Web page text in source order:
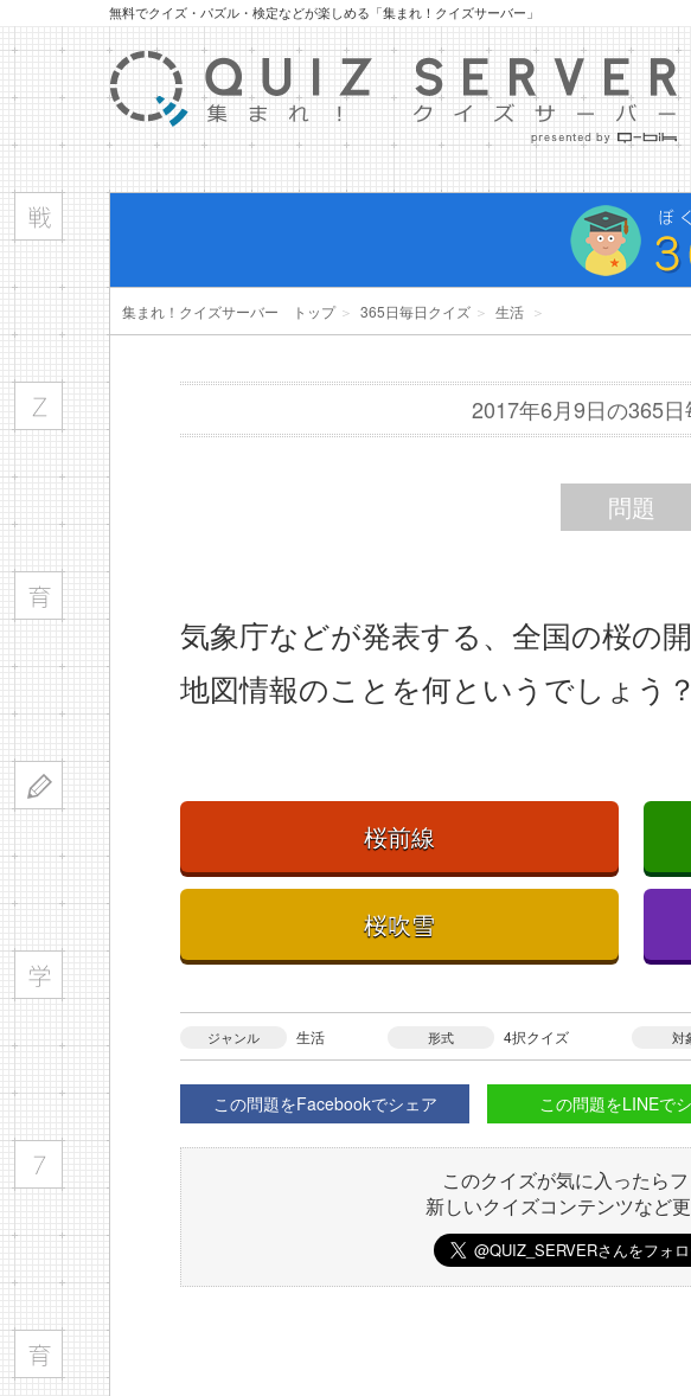
無料でクイズ・パズル・検定などが楽しめる「集まれ！クイズサーバー」
集まれ！クイズサーバー トップ＞ 365日毎日クイズ ＞ 生活 ＞
2017年6月9日の365
問題
気象庁などが発表する、全国の桜の
地図情報のことを何というでしょう？
桜前線
桜吹雪
ジャンル 生活 形式 4択クイズ 対
この問題をFacebookでシェア この問題をLINEで
このクイズが気に入ったら
新しいクイズコンテンツなど